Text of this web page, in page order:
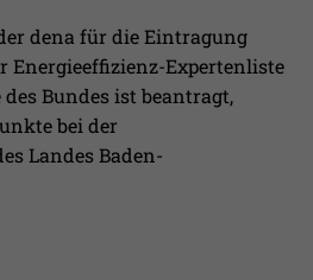
dena für die Eintragung
Energieeffizienz-Expertenliste
Bundes ist beantragt,
bei der
Landes Baden-